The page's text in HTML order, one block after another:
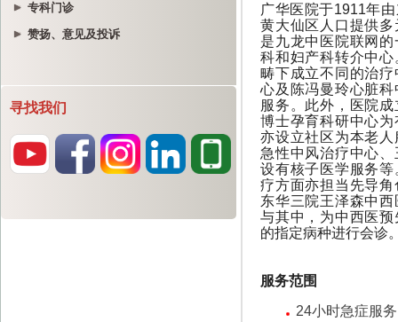
专科门诊
赞扬、意见及投诉
寻找我们